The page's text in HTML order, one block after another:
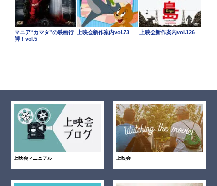
マニア“カマタ”の映画行
脚！vol.5
上映会新作案内vol.73 上映会新作案内vol.126
上映会マニュアル 上映会